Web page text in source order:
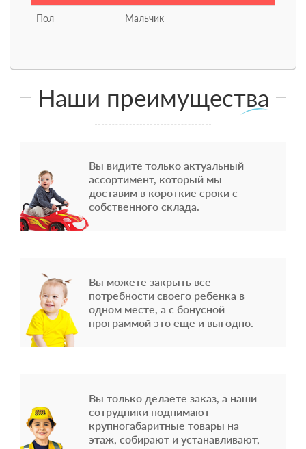
Пол Мальчик
Наши преимущества
Вы видите только актуальный
ассортимент, который мы
доставим в короткие сроки с
собственного склада.
Вы можете закрыть все
потребности своего ребенка в
одном месте, а с бонусной
программой это еще и выгодно.
Вы только делаете заказ, а наши
сотрудники поднимают
крупногабаритные товары на
этаж, собирают и устанавливают,